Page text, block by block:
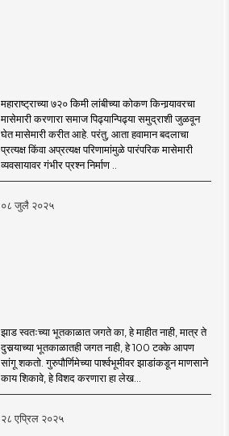
महाराष्ट्राच्या ७२० किमी लांबीच्या कोकण किनार्‍यावरचा
मासेमारी करणारा समाज पिढ्यान्पिढ्या समुद्राशी जुळवून
घेत मासेमारी करीत आहे. परंतु, आता हवामान बदलाचा
प्रत्यक्ष किंवा अप्रत्यक्ष परिणामांमुळे पारंपरिक मासेमारी
व्यवसायावर गंभीर प्रश्न निर्माण ..
०८ जुलै २०२५
झाड स्वतःच्या भूतकाळात जगते का, हे माहीत नाही, मात्र ते
दुसर्‍याच्या भूतकाळातही जगत नाही, हे 100 टक्के आपण
सांगू शकतो. गुरुपौर्णिमेच्या पार्श्वभूमीवर झाडांकडून माणसाने
काय शिकावे, हे विशद करणारा हा लेख...
२८ एप्रिल २०२५